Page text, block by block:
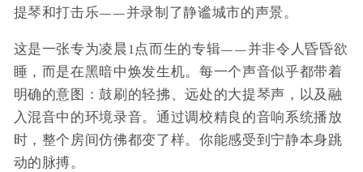
提琴和打击乐——并录制了静谧城市的声景。
这是一张专为凌晨1点而生的专辑——并非令人昏昏欲
睡，而是在黑暗中焕发生机。每一个声音似乎都带着
明确的意图：鼓刷的轻拂、远处的大提琴声，以及融
入混音中的环境录音。通过调校精良的音响系统播放
时，整个房间仿佛都变了样。你能感受到宁静本身跳
动的脉搏。